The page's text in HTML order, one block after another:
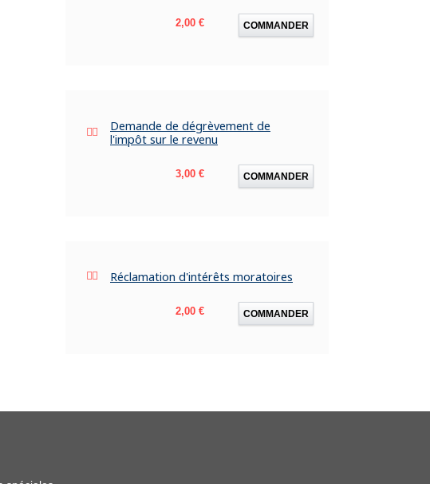
Prix
2,00 € COMMANDER
Demande de dégrèvement de
l'impôt sur le revenu
Prix
3,00 € COMMANDER
Réclamation d'intérêts moratoires
Prix
2,00 € COMMANDER